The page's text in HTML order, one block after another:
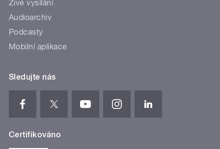
Živé vysílání
Audioarchiv
Podcasty
Mobilní aplikace
Sledujte nás
Certifikováno